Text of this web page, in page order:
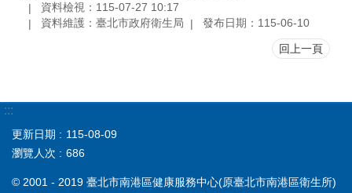
資料檢視：115-07-27 10:17
資料維護：臺北市政府衛生局
發布日期：115-06-10
回上一頁
:::
更新日期
115-08-09
瀏覽人次
686
© 2001 - 2019 臺北市南港區健康服務中心(原臺北市南港區衛生所)